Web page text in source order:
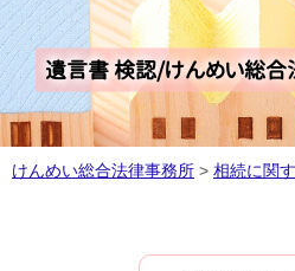
遺言書 検認/けんめい総
けんめい総合法律事務所 > 相続に関